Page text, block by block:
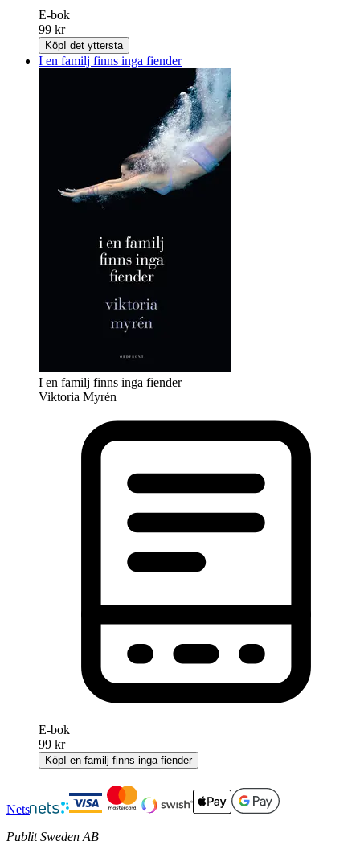
E-bok
99 kr
Köp I det yttersta
I en familj finns inga fiender
I en familj finns inga fiender
Viktoria Myrén
E-bok
99 kr
Köp I en familj finns inga fiender
Nets
Publit Sweden AB